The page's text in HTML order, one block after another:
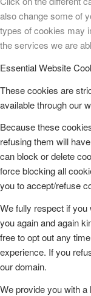
also change some of
types of cookies may
the services we are
Essential Website
These cookies are
available through our
Because these
refusing them will
can block or delete
force blocking all
you to accept/refuse
We fully respect if
you again and again
free to opt out any
experience. If you
our domain.
We provide you with